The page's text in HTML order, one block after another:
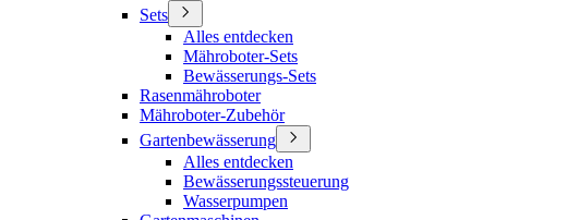
Sets
Alles entdecken
Mähroboter-Sets
Bewässerungs-Sets
Rasenmähroboter
Mähroboter-Zubehör
Gartenbewässerung
Alles entdecken
Bewässerungssteuerung
Wasserpumpen